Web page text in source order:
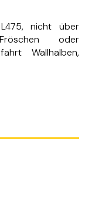
nicht über
oder
Wallhalben,